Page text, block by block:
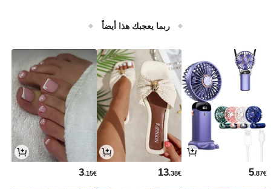
ربما يعجبك هذا أيضاً
5.87€
13.38€
3.15€